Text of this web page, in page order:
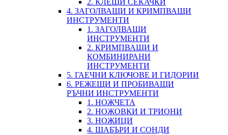
4. ЗАГОЛВАЩИ И КРИМПВАЩИ
ИНСТРУМЕНТИ
1. ЗАГОЛВАЩИ
ИНСТРУМЕНТИ
2. КРИМПВАЩИ И
КОМБИНИРАНИ
ИНСТРУМЕНТИ
5. ГАЕЧНИ КЛЮЧОВЕ И ГИДОРИИ
6. РЕЖЕЩИ И ПРОБИВАЩИ
РЪЧНИ ИНСТРУМЕНТИ
1. НОЖЧЕТА
2. НОЖОВКИ И ТРИОНИ
3. НОЖИЦИ
4. ШАБЪРИ И СОНДИ